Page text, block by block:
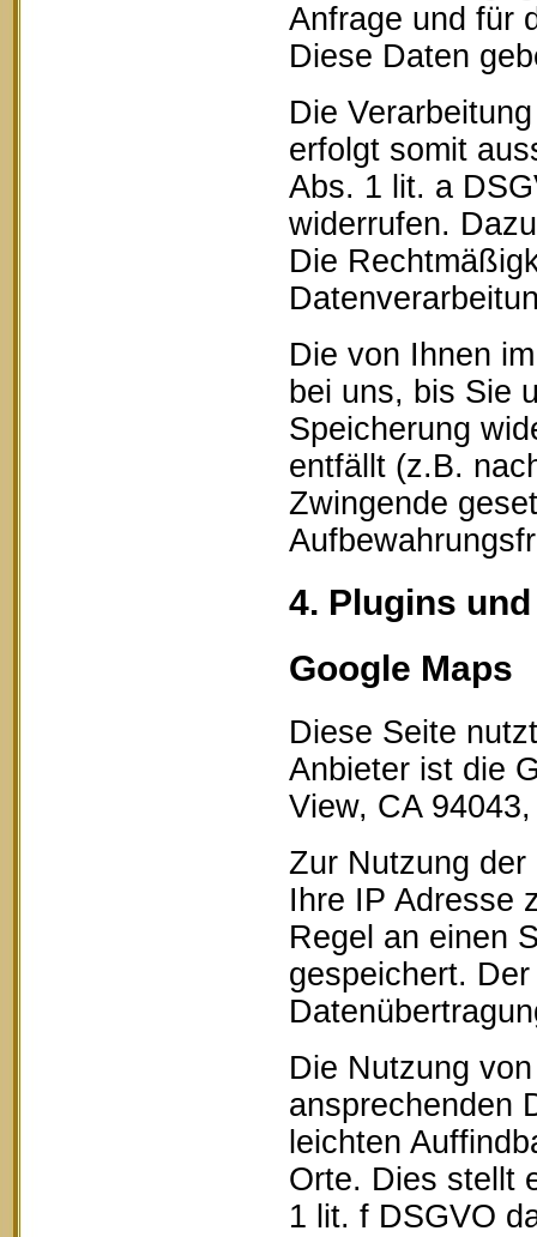
Anfrage und für
Diese Daten
Die
erfolgt somit
Abs. 1 lit. a
widerrufen.
Die
Die von Ihnen
bei uns, bis Sie
Speicherung
entfällt (z.B.
Zwingende
4. Plugins
Google Maps
Diese Seite
Anbieter ist die
View, CA
Zur Nutzung
Ihre IP Adresse
Regel an einen
gespeichert.
Die Nutzung
ansprechenden
leichten
Orte. Dies stellt
1 lit. f DSGVO